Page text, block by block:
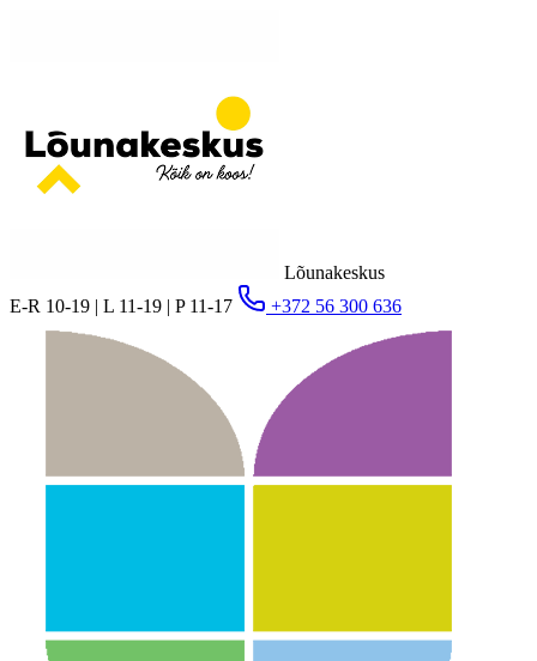
Lõunakeskus
E-R 10-19 | L 11-19 | P 11-17
+372 56 300 636